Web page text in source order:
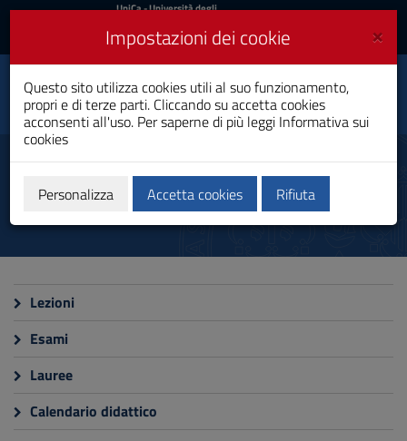
Vai
al
navigazione
sito
al
Footer
UniCa
Accedi
UniCa- Università degli
Accedi UniCA News
Toggle
navigation
Ingegneria delle
Tecnologie per Internet
Laurea Magistrale
Calendari e orari
Lezioni
Esami
Lauree
Calendario didattico
×
Impostazioni dei cookie
Questo sito utilizza cookies utili al suo funzionamento,
propri e di terze parti. Cliccando su accetta cookies
acconsenti all'uso. Per saperne di più leggi Informativa sui
cookies
Personalizza Accetta cookies Rifiuta